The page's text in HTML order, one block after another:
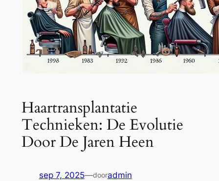
Haartransplantatie
Technieken: De Evolutie
Door De Jaren Heen
sep 7, 2025—dooradmin